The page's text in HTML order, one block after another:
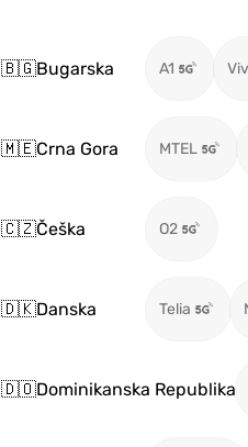
🇧🇬Bugarska A1
🇲🇪Crna Gora MTEL
🇨🇿Češka O2
🇩🇰Danska Telia
🇩🇴Dominikanska Republika